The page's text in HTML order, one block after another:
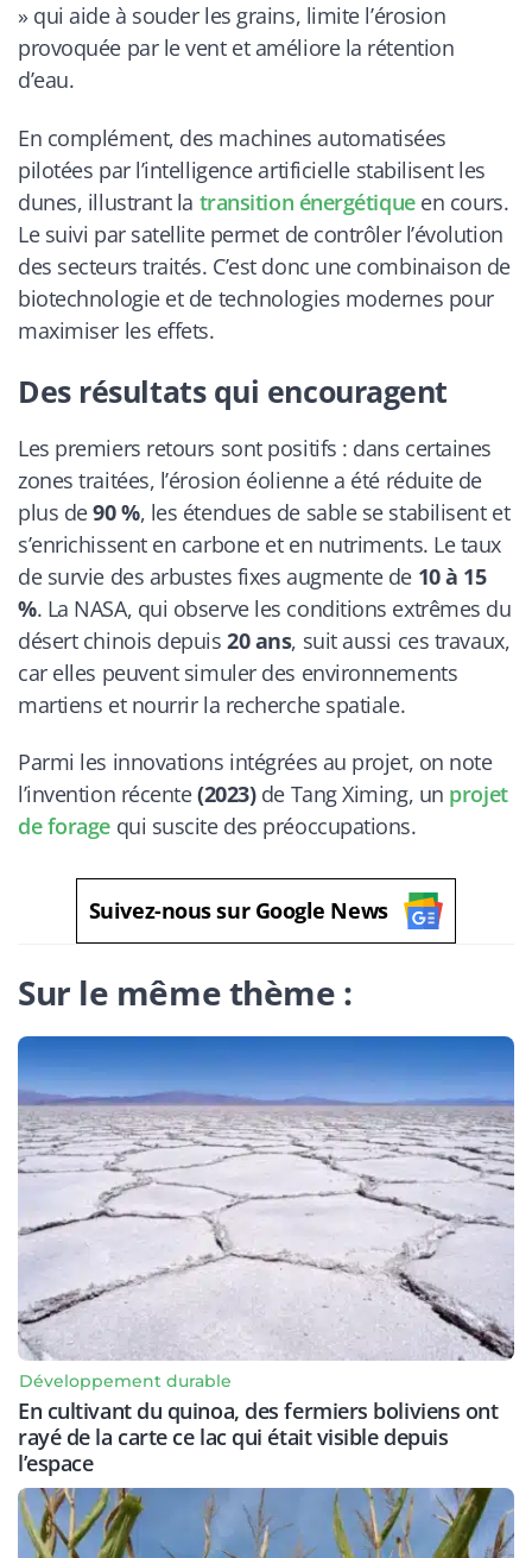
» qui aide à souder les grains, limite l’érosion
provoquée par le vent et améliore la rétention
d’eau.
En complément, des machines automatisées
pilotées par l’intelligence artificielle stabilisent les
dunes, illustrant la transition énergétiqueen cours.
Le suivi par satellite permet de contrôler l’évolution
des secteurs traités. C’est donc une combinaison de
biotechnologie et de technologies modernes pour
maximiser les effets.
Des résultats qui encouragent
Les premiers retours sont positifs : dans certaines
zones traitées, l’érosion éolienne a été réduite de
plus de90 %, les étendues de sable se stabilisent et
s’enrichissent en carbone et en nutriments. Le taux
de survie des arbustes fixes augmente de 10 à 15
%. La NASA, qui observe les conditions extrêmes du
désert chinois depuis20 ans, suit aussi ces travaux,
car elles peuvent simuler des environnements
martiens et nourrir la recherche spatiale.
Parmi les innovations intégrées au projet, on note
l’invention récente(2023)de Tang Ximing, un projet
de foragequi suscite des préoccupations.
Suivez-nous sur Google News
Sur le même thème :
Développement durable
En cultivant du quinoa, des fermiers boliviens ont
rayé de la carte ce lac qui était visible depuis
l’espace